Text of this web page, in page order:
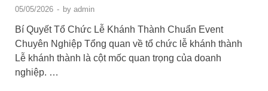
05/05/2026 - by admin
Bí Quyết Tổ Chức Lễ Khánh Thành Chuẩn Event
Chuyên Nghiệp Tổng quan về tổ chức lễ khánh thành
Lễ khánh thành là cột mốc quan trọng của doanh
nghiệp. …